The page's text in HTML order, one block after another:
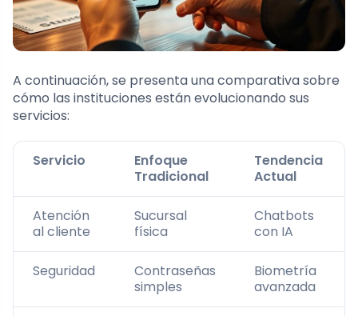
A continuación, se presenta una comparativa sobre
cómo las instituciones están evolucionando sus
servicios:
Servicio
Enfoque
Tradicional
Tendencia
Actual
Atención
al cliente
Sucursal
física
Chatbots
con IA
Seguridad
Contraseñas
simples
Biometría
avanzada